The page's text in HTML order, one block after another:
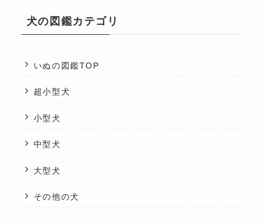
犬の図鑑カテゴリ
いぬの図鑑TOP
超小型犬
小型犬
中型犬
大型犬
その他の犬